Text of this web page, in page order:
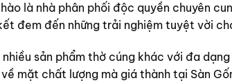
là nhà phân phối độc quyền chuyên
đem đến những trải nghiệm tuyệt vời
sản phẩm thờ cúng khác với đa
mặt chất lượng mà giá thành tại Sàn